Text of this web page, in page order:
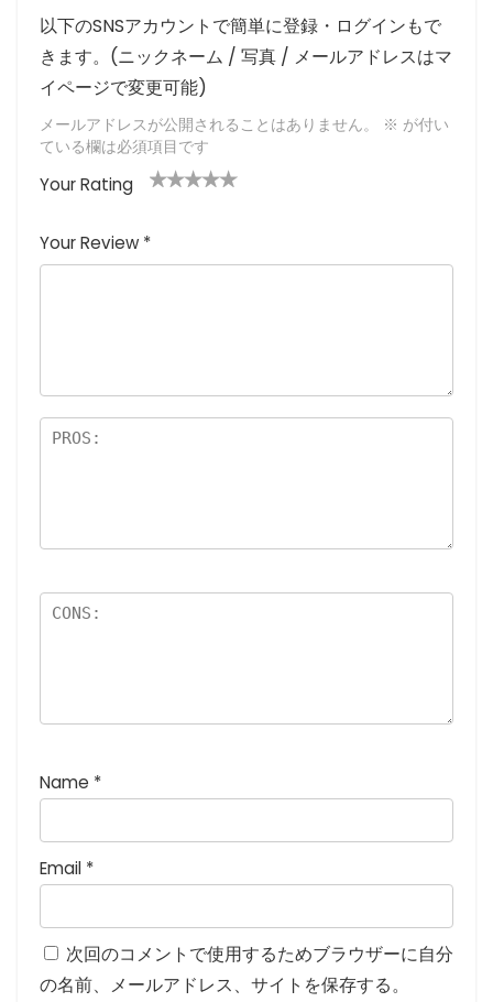
以下のSNSアカウントで簡単に登録・ログインもで
きます。(ニックネーム / 写真 / メールアドレスはマ
イページで変更可能)
メールアドレスが公開されることはありません。 ※ が付い
ている欄は必須項目です
Your Rating
つ
星
価
星
(最
(最高
評価:
(最高評
価: 5つ
高評価: 5
つ星)
Your Review *
Name *
Email *
次回のコメントで使用するためブラウザーに自分
の名前、メールアドレス、サイトを保存する。